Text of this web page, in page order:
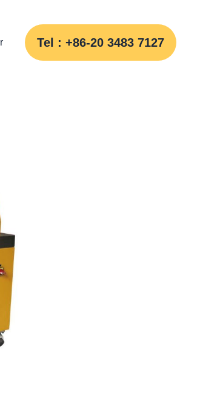
Tel : +86-20 3483 7127